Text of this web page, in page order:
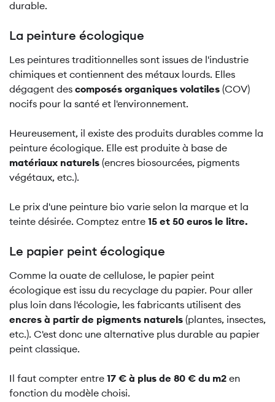
durable.
La peinture écologique
Les peintures traditionnelles sont issues de l'industrie
chimiques et contiennent des métaux lourds. Elles
dégagent des composés organiques volatiles (COV)
nocifs pour la santé et l'environnement.
Heureusement, il existe des produits durables comme la
peinture écologique. Elle est produite à base de
matériaux naturels (encres biosourcées, pigments
végétaux, etc.).
Le prix d'une peinture bio varie selon la marque et la
teinte désirée. Comptez entre 15 et 50 euros le litre.
Le papier peint écologique
Comme la ouate de cellulose, le papier peint
écologique est issu du recyclage du papier. Pour aller
plus loin dans l'écologie, les fabricants utilisent des
encres à partir de pigments naturels (plantes, insectes,
etc.). C'est donc une alternative plus durable au papier
peint classique.
Il faut compter entre 17 € à plus de 80 € du m2 en
fonction du modèle choisi.